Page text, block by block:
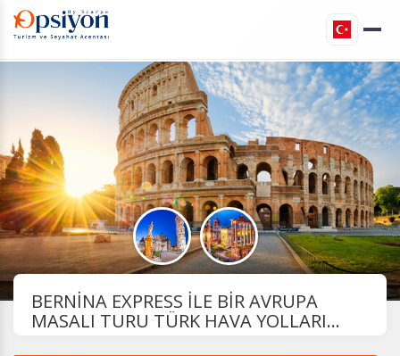
BERNİNA EXPRESS İLE BİR AVRUPA
MASALI TURU TÜRK HAVA YOLLARI...